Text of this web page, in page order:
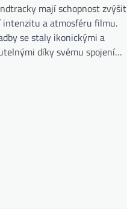
mají schopnost zvýšit
intenzitu a atmosféru filmu.
se staly ikonickými a
díky svému spojení…